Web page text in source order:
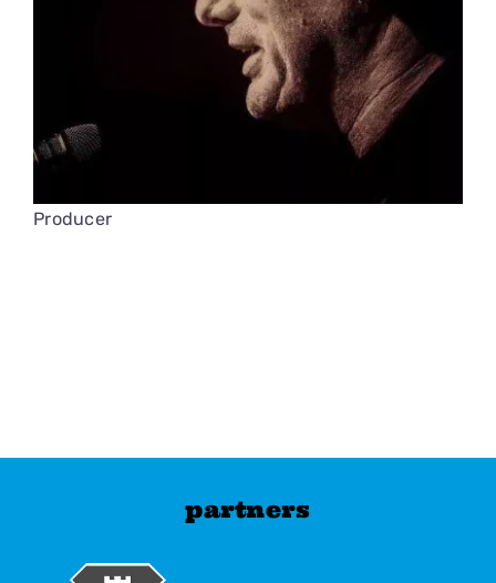
Producer
partners